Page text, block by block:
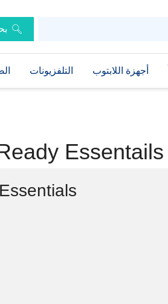
أجهزة اللابتوب التلفزيونات
Essentails
Essentials